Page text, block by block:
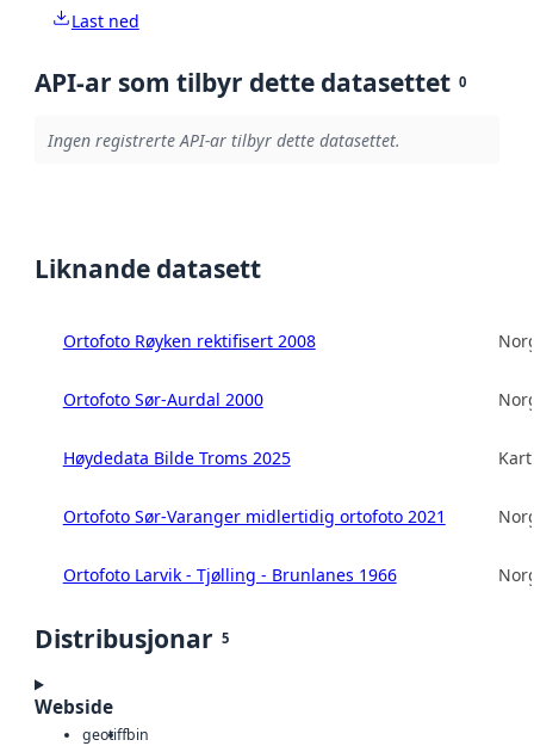
Last ned
API-ar som tilbyr dette datasettet 0
Ingen registrerte API-ar tilbyr dette datasettet.
Liknande datasett
Ortofoto Røyken rektifisert 2008
Ortofoto Sør-Aurdal 2000
Høydedata Bilde Troms 2025
Ortofoto Sør-Varanger midlertidig ortofoto 2021
Ortofoto Larvik - Tjølling - Brunlanes 1966
Distribusjonar 5
Webside
geotiffbin